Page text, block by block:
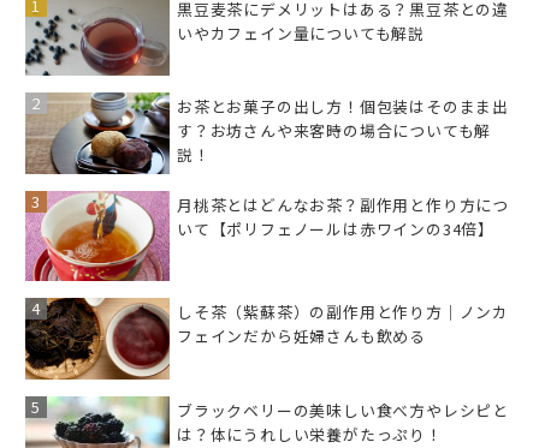
黒豆麦茶にデメリットはある？黒豆茶との違
いやカフェイン量についても解説
お茶とお菓子の出し方！個包装はそのまま出
す？お坊さんや来客時の場合についても解
説！
月桃茶とはどんなお茶？副作用と作り方につ
いて【ポリフェノールは赤ワインの34倍】
しそ茶（紫蘇茶）の副作用と作り方｜ノンカ
フェインだから妊婦さんも飲める
ブラックベリーの美味しい食べ方やレシピと
は？体にうれしい栄養がたっぷり！